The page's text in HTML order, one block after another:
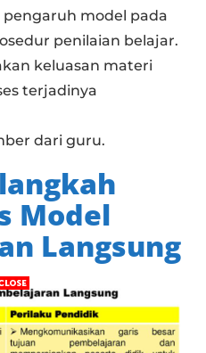
model pada
penilaian belajar.
keluasan materi
terjadinya
dari guru.
Model
Langsung